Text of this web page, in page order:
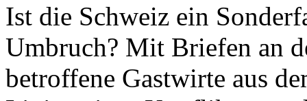
Ist die Schweiz ein
Umbruch? Mit Briefen an
betroffene Gastwirte aus